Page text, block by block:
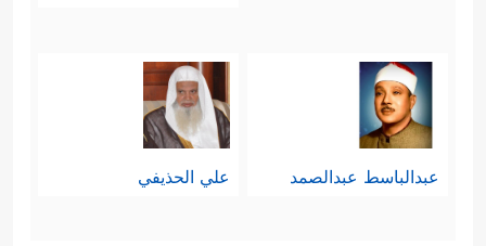
عبدالباسط عبدالصمد علي الحذيفي